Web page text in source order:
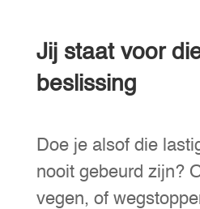
Jij staat voor
beslissing
Doe je alsof die
nooit gebeurd zijn?
vegen, of